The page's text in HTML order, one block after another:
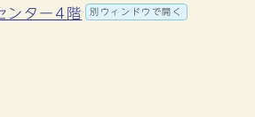
ンター4階 別ウィンドウで開く